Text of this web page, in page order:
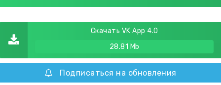
Скачать VK App 4.0
28.81 Mb
Подписаться на обновления